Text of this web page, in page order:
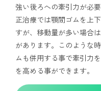
強い後ろへの牽引力が必
正治療では顎間ゴムを上
すが、移動量が多い場合
があります。このような
ムも併用する事で牽引力
を高める事ができます。